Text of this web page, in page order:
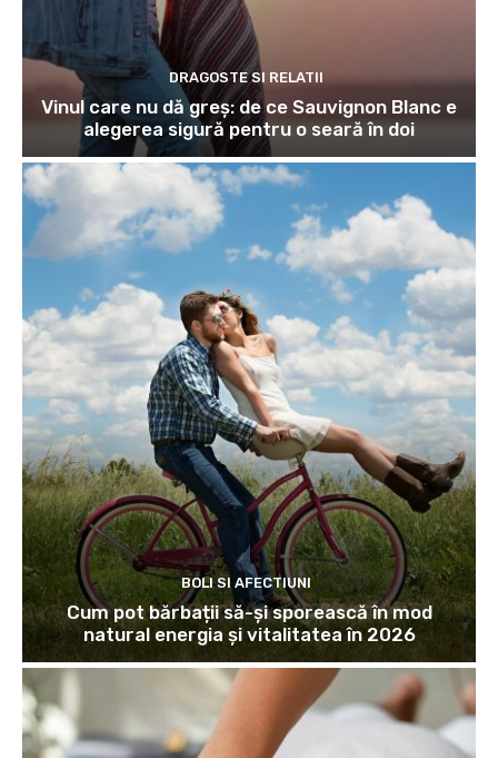
DRAGOSTE SI RELATII
Vinul care nu dă greș: de ce Sauvignon Blanc e
alegerea sigură pentru o seară în doi
BOLI SI AFECTIUNI
Cum pot bărbații să-și sporească în mod
natural energia și vitalitatea în 2026